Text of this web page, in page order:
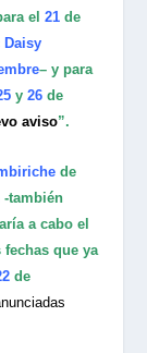
el21 de
Daisy
– y para
y26 de
aviso”.
de
-también
a cabo el
que ya
de